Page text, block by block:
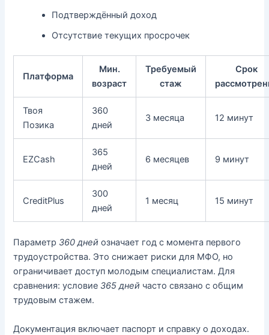
Подтверждённый доход
Отсутствие текущих просрочек
Платформа
Мин.
возраст
Требуемый
стаж
Срок
Твоя
Позика
360
дней
3 месяца 12 минут
EZCash
365
дней
6 месяцев 9 минут
CreditPlus
300
дней
1 месяц 15 минут
Параметр 360 дней означает год с момента первого
трудоустройства. Это снижает риски для МФО, но
ограничивает доступ молодым специалистам. Для
сравнения: условие 365 дней часто связано с общим
трудовым стажем.
Документация включает паспорт и справку о доходах.